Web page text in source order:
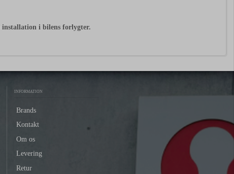
installation i bilens forlygter.
INFORMATION
Brands
Kontakt
Om os
Levering
Retur